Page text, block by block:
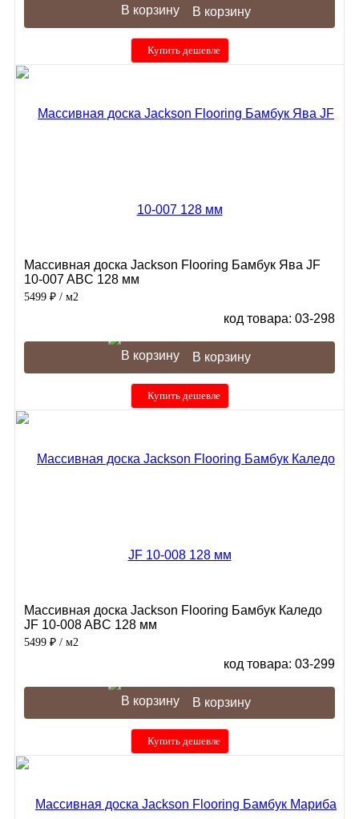
В корзину
Купить дешевле
Массивная доска Jackson Flooring Бамбук Ява JF
10-007 ABC 128 мм
5499 ₽ / м2
код товара: 03-298
В корзину
Купить дешевле
Массивная доска Jackson Flooring Бамбук Каледо
JF 10-008 ABC 128 мм
5499 ₽ / м2
код товара: 03-299
В корзину
Купить дешевле